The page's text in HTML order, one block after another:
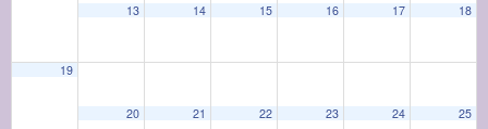
13 14 15 16 17 18
19
20 21 22 23 24 25